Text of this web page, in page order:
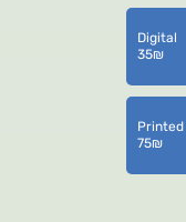
Digital
35₪
Printed
75₪